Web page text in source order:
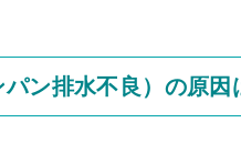
ン排水不良）の原因